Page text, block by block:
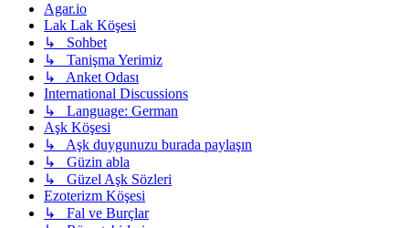
Agar.io
Lak Lak Köşesi
↳ Sohbet
↳ Tanişma Yerimiz
↳ Anket Odası
International Discussions
↳ Language: German
Aşk Köşesi
↳ Aşk duygunuzu burada paylaşın
↳ Güzin abla
↳ Güzel Aşk Sözleri
Ezoterizm Köşesi
↳ Fal ve Burçlar